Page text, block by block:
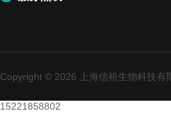
Copyright © 2026 上海信裕生物科技有
15221858802